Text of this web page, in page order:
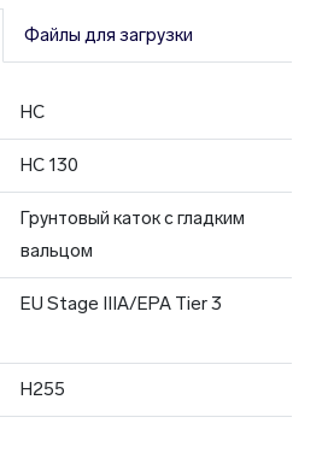
Файлы для загрузки
HC
HC 130
Грунтовый каток с гладким
вальцом
EU Stage IIIA/EPA Tier 3
H255